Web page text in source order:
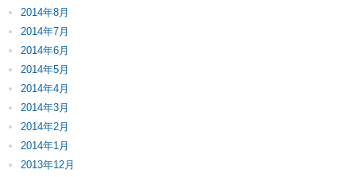
2014年8月
2014年7月
2014年6月
2014年5月
2014年4月
2014年3月
2014年2月
2014年1月
2013年12月